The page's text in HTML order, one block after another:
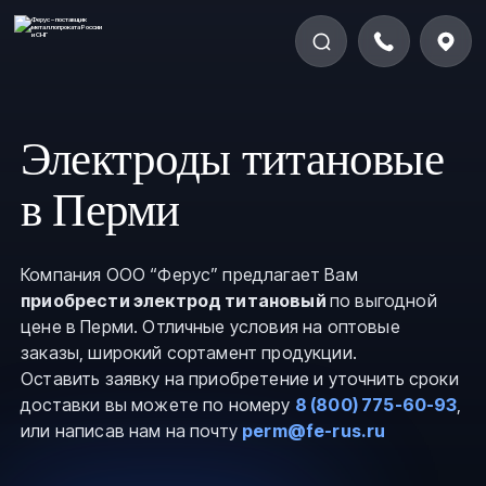
Электроды титановые
в Перми
Компания ООО “Ферус” предлагает Вам
приобрести электрод титановый по выгодной
цене в Перми. Отличные условия на оптовые
заказы, широкий сортамент продукции.
Оставить заявку на приобретение и уточнить сроки
доставки вы можете по номеру 8 (800) 775-60-93,
или написав нам на почту perm@fe-rus.ru